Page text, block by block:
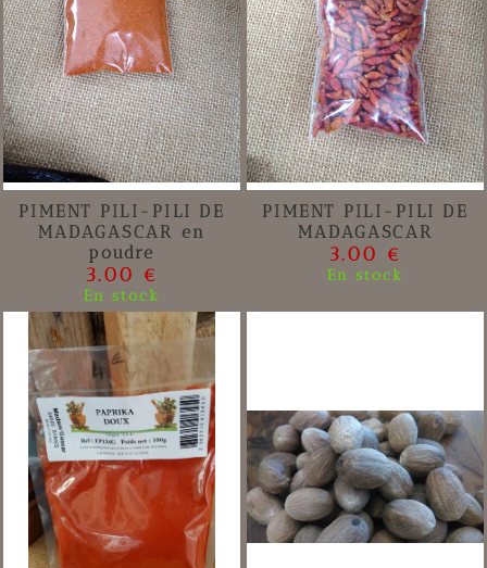
PIMENT PILI-PILI DE
MADAGASCAR en
poudre
3.00 €
En stock
PIMENT PILI-PILI DE
MADAGASCAR
3.00 €
En stock